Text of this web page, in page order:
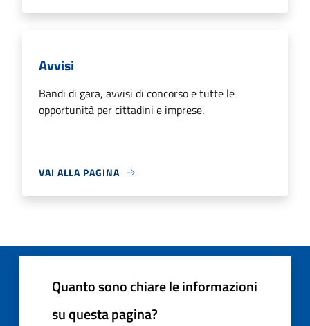
Avvisi
Bandi di gara, avvisi di concorso e tutte le
opportunità per cittadini e imprese.
VAI ALLA PAGINA
Quanto sono chiare le informazioni
su questa pagina?